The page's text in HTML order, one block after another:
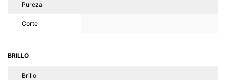
Pureza
Corte
BRILLO
Brillo